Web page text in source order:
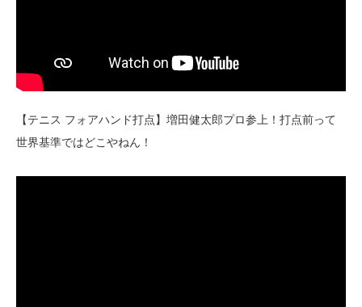
【テニス フォアハンド打点】増田健太郎プロ参上！打点前って
世界基準ではどこやねん！